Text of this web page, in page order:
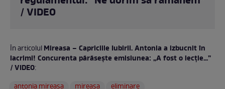
/ VIDEO
În articolulMireasa – Capriciile Iubirii. Antonia a izbucnit în
lacrimi! Concurenta părăsește emisiunea: „A fost o lecție...”
/ VIDEO: